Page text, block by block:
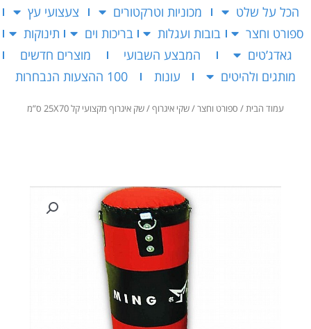
הכל על שלט
מכוניות וטרקטורים
צעצועי עץ
ספורט וחצר
בובות ועגלות בריכות וים
תינוקות
גאדג’טים
המבצע השבועי
מוצרים חדשים
מותגים ולהיטים
עונות 100 ההצעות הנבחרות
עמוד הבית/ ספורט וחצר/שקי איגרוף/ שק איגרוף מקצועי קל 25X70 ס”מ